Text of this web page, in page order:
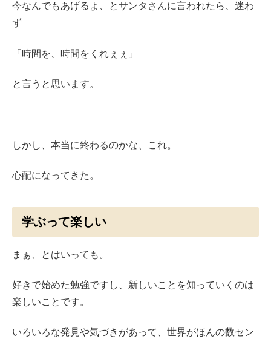
今なんでもあげるよ、とサンタさんに言われたら、迷わ
ず
「時間を、時間をくれぇぇ」
と言うと思います。
しかし、本当に終わるのかな、これ。
心配になってきた。
学ぶって楽しい
まぁ、とはいっても。
好きで始めた勉強ですし、新しいことを知っていくのは
楽しいことです。
いろいろな発見や気づきがあって、世界がほんの数セン